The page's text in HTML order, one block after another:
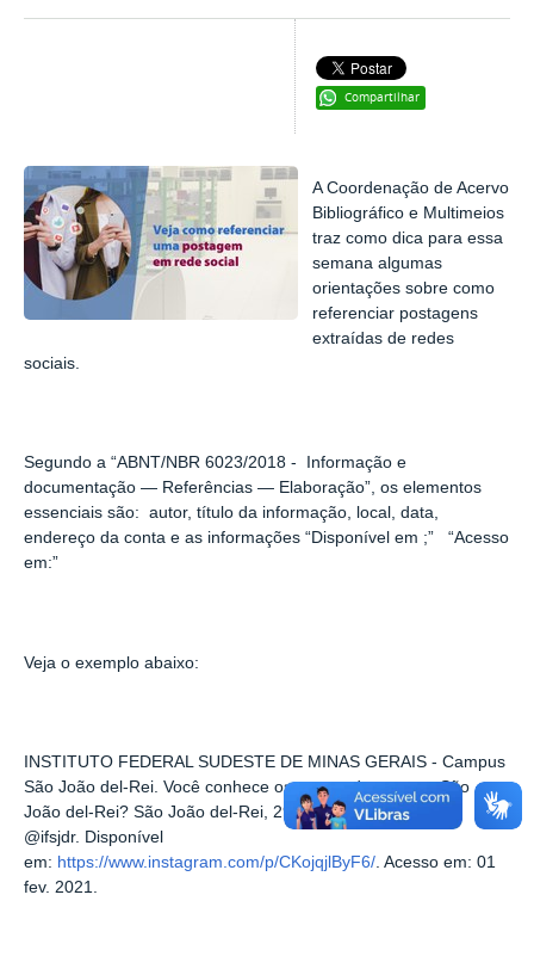
Compartilhar
A Coordenação de Acervo
Bibliográfico e Multimeios
traz como dica para essa
semana algumas
orientações sobre como
referenciar postagens
extraídas de redes
sociais.
Segundo a “ABNT/NBR 6023/2018 - Informação e
documentação — Referências — Elaboração”, os elementos
essenciais são: autor, título da informação, local, data,
endereço da conta e as informações “Disponível em ;” “Acesso
em:”
Veja o exemplo abaixo:
INSTITUTO FEDERAL SUDESTE DE MINAS GERAIS - Campus
São João del-Rei. Você conhece os cursos do campus São
João del-Rei? São João del-Rei, 29 jan. 2021. Instagram:
@ifsjdr. Disponível
em: https://www.instagram.com/p/CKojqjlByF6/ . Acesso em: 01
fev. 2021.